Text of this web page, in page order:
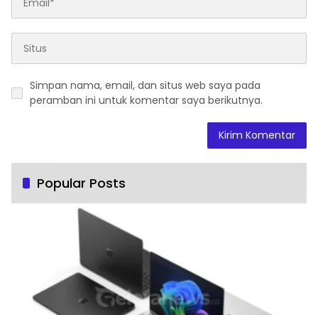
Simpan nama, email, dan situs web saya pada
peramban ini untuk komentar saya berikutnya.
Popular Posts